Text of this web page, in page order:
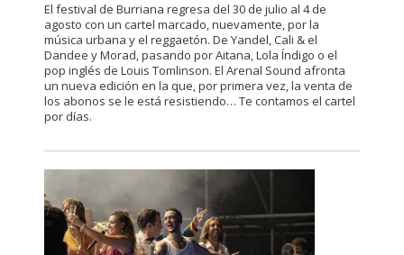
El festival de Burriana regresa del 30 de julio al 4 de
agosto con un cartel marcado, nuevamente, por la
música urbana y el reggaetón. De Yandel, Cali & el
Dandee y Morad, pasando por Aitana, Lola Índigo o el
pop inglés de Louis Tomlinson. El Arenal Sound afronta
un nueva edición en la que, por primera vez, la venta de
los abonos se le está resistiendo… Te contamos el cartel
por días.